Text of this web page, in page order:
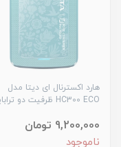
هارد اکسترنال ای دیتا مدل
HC300 ECO ظرفیت دو ترابایت
9,200,000 تومان
ناموجود